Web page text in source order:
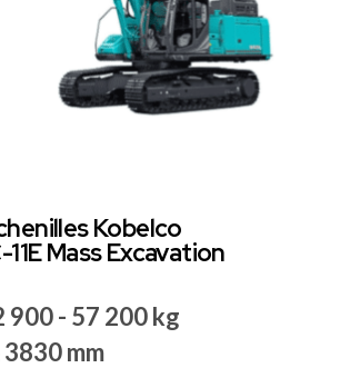
Kobelco
Mass Excavation
900 - 57 200 kg
3830 mm